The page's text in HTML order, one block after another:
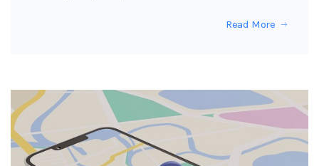
Read More